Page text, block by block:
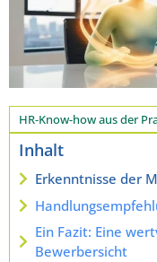
HR-Know-how aus der
Inhalt
Erkenntnisse der
Ein Fazit: Eine
Bewerbersicht